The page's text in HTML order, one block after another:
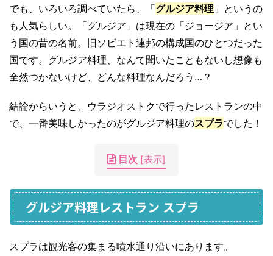
でも、いろいろ調べていたら、「グルジア料理 」というの
も人気らしい。「グルジア」は現在の「ジョージア」とい
う国の昔の名前。旧ソビエト連邦の構成国のひとつだった
国です。グルジア料理、なんて聞いたこともないし想像も
全然つかないけど、どんな料理なんだろう…？
結論からいうと、ウラジオストクで行ったレストランの中
で、一番美味しかったのがグルジア料理のスプラでした！
目次 [表示]
グルジア料理レストラン スプラ
スプラは観光客の集まる噴水通り沿いにあります。